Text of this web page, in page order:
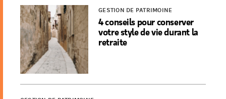
GESTION DE PATRIMOINE
4 conseils pour conserver
votre style de vie durant la
retraite